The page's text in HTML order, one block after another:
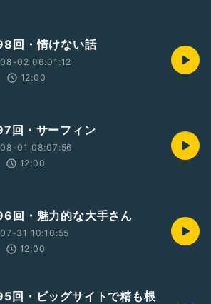
回・情けない話
02 06:01:12
12:00
回・サーフィン
01 08:07:56
12:00
回・魅力的な大手さん
31 10:10:55
12:00
回・ビッグサイトで精も根